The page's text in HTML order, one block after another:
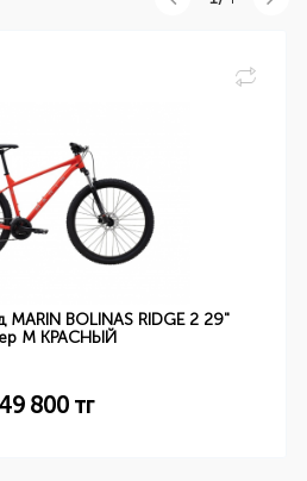
BOLINAS RIDGE 2 29"
M КРАСНЫЙ
800тг